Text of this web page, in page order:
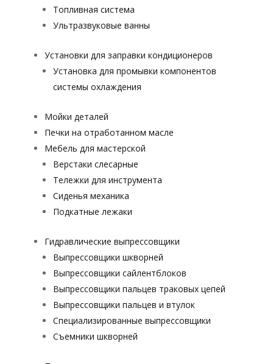
Топливная система
Ультразвуковые ванны
Установки для заправки кондиционеров
Установка для промывки компонентов
системы охлаждения
Мойки деталей
Печки на отработанном масле
Мебель для мастерской
Верстаки слесарные
Тележки для инструмента
Сиденья механика
Подкатные лежаки
Гидравлические выпрессовщики
Выпрессовщики шкворней
Выпрессовщики сайлентблоков
Выпрессовщики пальцев траковых цепей
Выпрессовщики пальцев и втулок
Специализированные выпрессовщики
Cъемники шкворней